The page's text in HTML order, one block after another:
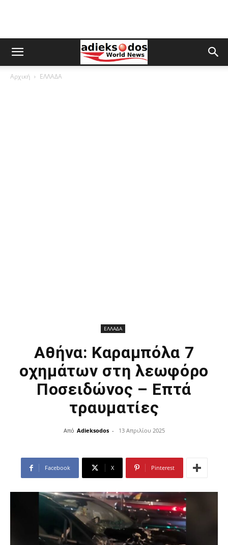
Αρχική ΕΛΛΑΔΑ
ΕΛΛΑΔΑ
Αθήνα: Καραμπόλα 7
οχημάτων στη λεωφόρο
Ποσειδώνος – Επτά
τραυματίες
Από Adieksodos - 13 Απριλίου 2025
Facebook X Pinterest